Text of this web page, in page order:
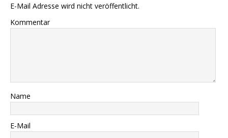
E-Mail Adresse wird nicht veröffentlicht.
Kommentar
Name
E-Mail